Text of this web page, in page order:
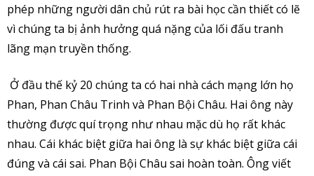
phép những người dân chủ rút ra bài học cần thiết có lẽ
vì chúng ta bị ảnh hưởng quá nặng của lối đấu tranh
lãng mạn truyền thống.
Ở đầu thế kỷ 20 chúng ta có hai nhà cách mạng lớn họ
Phan, Phan Châu Trinh và Phan Bội Châu. Hai ông này
thường được quí trọng như nhau mặc dù họ rất khác
nhau. Cái khác biệt giữa hai ông là sự khác biệt giữa cái
đúng và cái sai. Phan Bội Châu sai hoàn toàn. Ông viết